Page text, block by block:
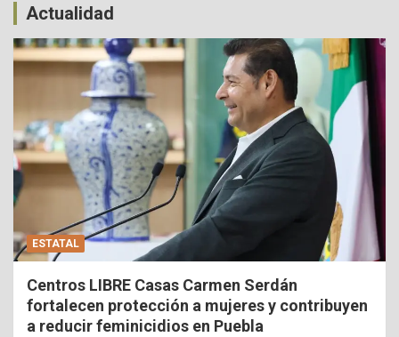
Actualidad
ESTATAL
Centros LIBRE Casas Carmen Serdán
fortalecen protección a mujeres y contribuyen
a reducir feminicidios en Puebla